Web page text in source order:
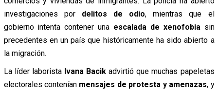
investigaciones por delitos de odio, mientras que el
gobierno intenta contener una escalada de xenofobia sin
precedentes en un país que históricamente ha sido abierto a
la migración.
La líder laborista Ivana Bacik advirtió que muchas papeletas
electorales contenían mensajes de protesta y amenazas, y